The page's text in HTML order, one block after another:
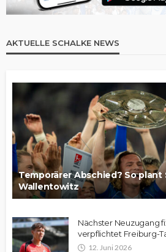
AKTUELLE SCHALKE NEWS
Temporärer Abschied? So plant
Wallentowitz
Nächster Neuzugang
verpflichtet Freiburg-
12. Juni 2026